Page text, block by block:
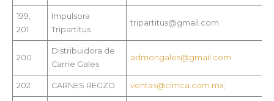
199,
201
Impulsora
Tripartitus
tripartitus@gmail.com
200
Distribuidora de
Carne Gales
admongales@gmail.com
202 CARNES REGZO ventas@cimca.com.mx;